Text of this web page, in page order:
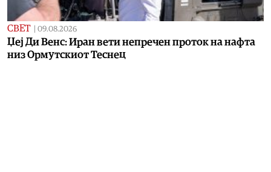
СВЕТ | 09.08.2026
Џеј Ди Венс: Иран вети непречен проток на нафта
низ Ормутскиот Теснец